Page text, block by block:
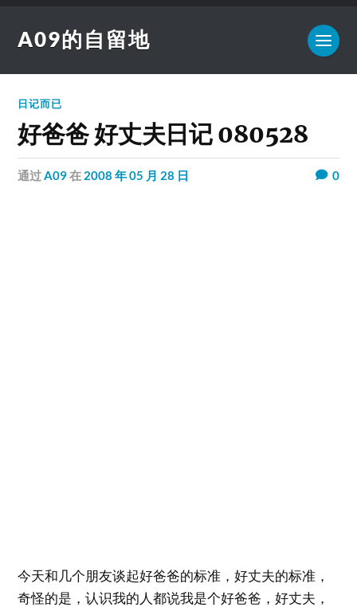
A09的自留地
日记而已
好爸爸 好丈夫日记 080528
通过A09在 2008 年 05 月 28 日 0
今天和几个朋友谈起好爸爸的标准，好丈夫的标准，
奇怪的是，认识我的人都说我是个好爸爸，好丈夫，